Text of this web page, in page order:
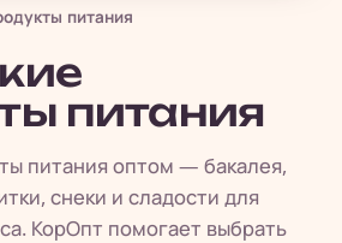
питания
питания
питания оптом — бакалея,
снеки и сладости для
КорОпт помогает выбрать